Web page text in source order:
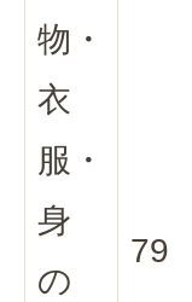
物・
衣
服・
身
の
79